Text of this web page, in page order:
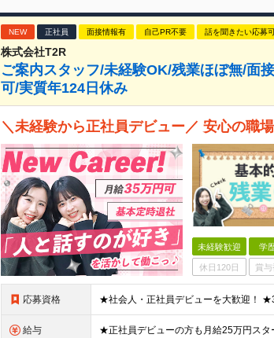
NEW 正社員 面接情報有 自己PR不要 話を聞きたい応募
株式会社T2R
ご案内スタッフ/未経験OK/残業ほぼ無/面
可/実質年124日休み
＼未経験から正社員デビュー／ 安心の職
未経験歓迎 学
休日120日 賞与
応募資格
給与